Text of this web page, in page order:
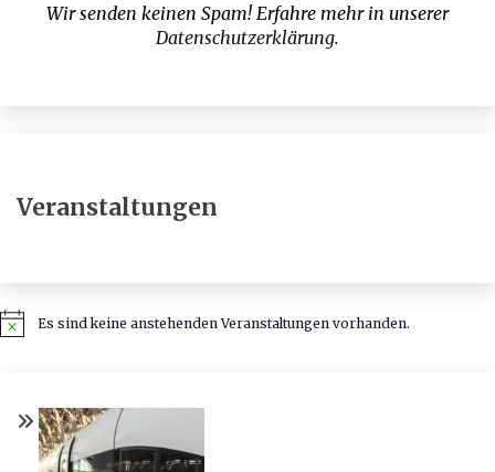
Wir senden keinen Spam! Erfahre mehr in unserer
Datenschutzerklärung.
Veranstaltungen
HinweisEs sind keine anstehenden Veranstaltungen vorhanden.